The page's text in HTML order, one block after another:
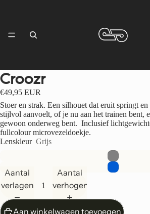
Croozr
€49,95 EUR
Stoer en strak. Een silhouet dat eruit springt
stijlvol aanvoelt, of je nu aan het trainen bent,
gewoon onderweg bent. Inclusief
fullcolour microvezeldoekje.
Lenskleur Grijs
Aantal
verlagen
Aantal
verhogen
Aan winkelwagen toevoegen
Afbeelding
openen
in
volledig
scherm
Afbeelding
openen
in
volledig
scherm
Afbeelding
openen
in
volledig
scherm
Afbeelding
openen
in
volledig
scherm
Afbeelding
openen
in
volledig
scherm
Afbeelding
openen
in
volledig
scherm
Afbeelding
openen
in
volledig
scherm
Afbeelding
openen
in
volledig
scherm
Afbeelding
openen
in
volledig
scherm
Afbeelding
openen
in
volledig
scherm
Afbeelding
openen
in
volledig
scherm